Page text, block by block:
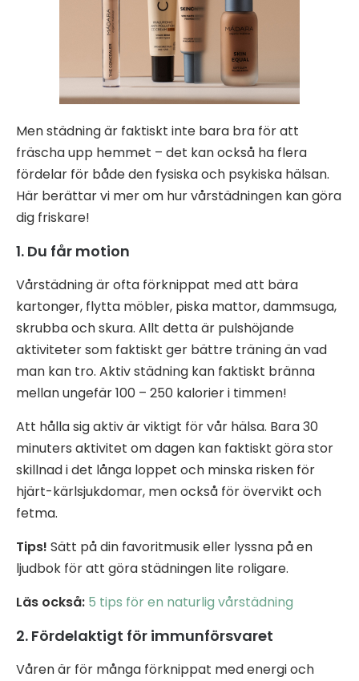
Men städning är faktiskt inte bara bra för att
fräscha upp hemmet – det kan också ha flera
fördelar för både den fysiska och psykiska hälsan.
Här berättar vi mer om hur vårstädningen kan göra
dig friskare!
1. Du får motion
Vårstädning är ofta förknippat med att bära
kartonger, flytta möbler, piska mattor, dammsuga,
skrubba och skura. Allt detta är pulshöjande
aktiviteter som faktiskt ger bättre träning än vad
man kan tro. Aktiv städning kan faktiskt bränna
mellan ungefär 100 – 250 kalorier i timmen!
Att hålla sig aktiv är viktigt för vår hälsa. Bara 30
minuters aktivitet om dagen kan faktiskt göra stor
skillnad i det långa loppet och minska risken för
hjärt-kärlsjukdomar, men också för övervikt och
fetma.
Tips! Sätt på din favoritmusik eller lyssna på en
ljudbok för att göra städningen lite roligare.
Läs också: 5 tips för en naturlig vårstädning
2. Fördelaktigt för immunförsvaret
Våren är för många förknippat med energi och